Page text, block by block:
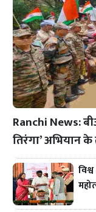
Ranchi News:
तिरंगा’ अभियान